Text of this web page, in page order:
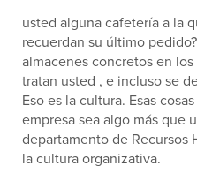
usted alguna cafetería a la
recuerdan su último
almacenes concretos en
tratan usted , e incluso se
Eso es la cultura. Esas
empresa sea algo más que
departamento de Recursos
la cultura organizativa.